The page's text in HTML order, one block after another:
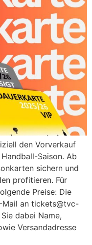
den Vorverkauf
Saison. Ab
sichern und
profitieren. Für
Preise: Die
Mail an tickets@tvc-
dabei Name,
Versandadresse